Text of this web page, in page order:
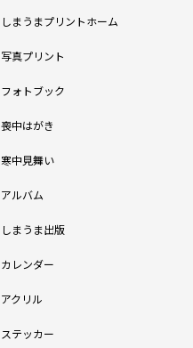
しまうまプリントホーム
写真プリント
フォトブック
喪中はがき
寒中見舞い
アルバム
しまうま出版
カレンダー
アクリル
ステッカー